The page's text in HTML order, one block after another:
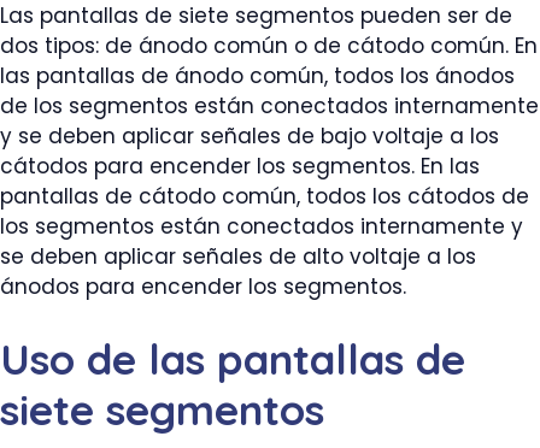
Las pantallas de siete segmentos pueden ser de
dos tipos: de ánodo común o de cátodo común. En
las pantallas de ánodo común, todos los ánodos
de los segmentos están conectados internamente
y se deben aplicar señales de bajo voltaje a los
cátodos para encender los segmentos. En las
pantallas de cátodo común, todos los cátodos de
los segmentos están conectados internamente y
se deben aplicar señales de alto voltaje a los
ánodos para encender los segmentos.
Uso de las pantallas de
siete segmentos